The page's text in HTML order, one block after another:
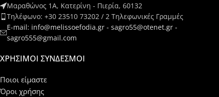
Μαραθώνος 1Α, Κατερίνη - Πιερία, 60132
Τηλέφωνο: +30 23510 73202 / 2 Τηλεφωνικές Γραμμές
E-mail: info@melissoefodia.gr - sagro55@otenet.gr -
sagro555@gmail.com
ΧΡΉΣΙΜΟΙ ΣΎΝΔΕΣΜΟΙ
Ποιοι είμαστε
Όροι χρήσης